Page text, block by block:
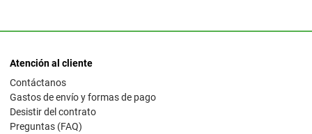
Atención al cliente
Contáctanos
Gastos de envío y formas de pago
Desistir del contrato
Preguntas (FAQ)